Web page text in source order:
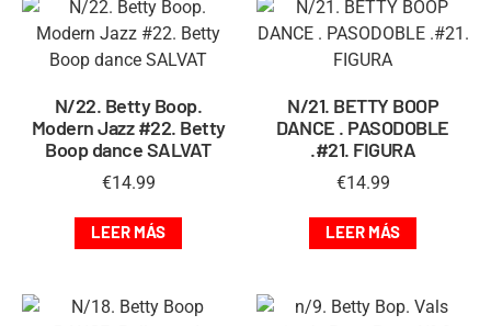
N/22. Betty Boop.
Modern Jazz #22. Betty
Boop dance SALVAT
€14.99
LEER MÁS
N/21. BETTY BOOP
DANCE . PASODOBLE
.#21. FIGURA
€14.99
LEER MÁS